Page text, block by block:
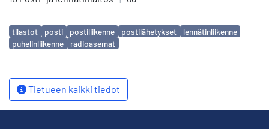
Avainsanat
tilastot posti postiliikenne postilähetykset
lennätinliikenne
puhelinliikenne
radioasemat
Tietueen kaikki tiedot